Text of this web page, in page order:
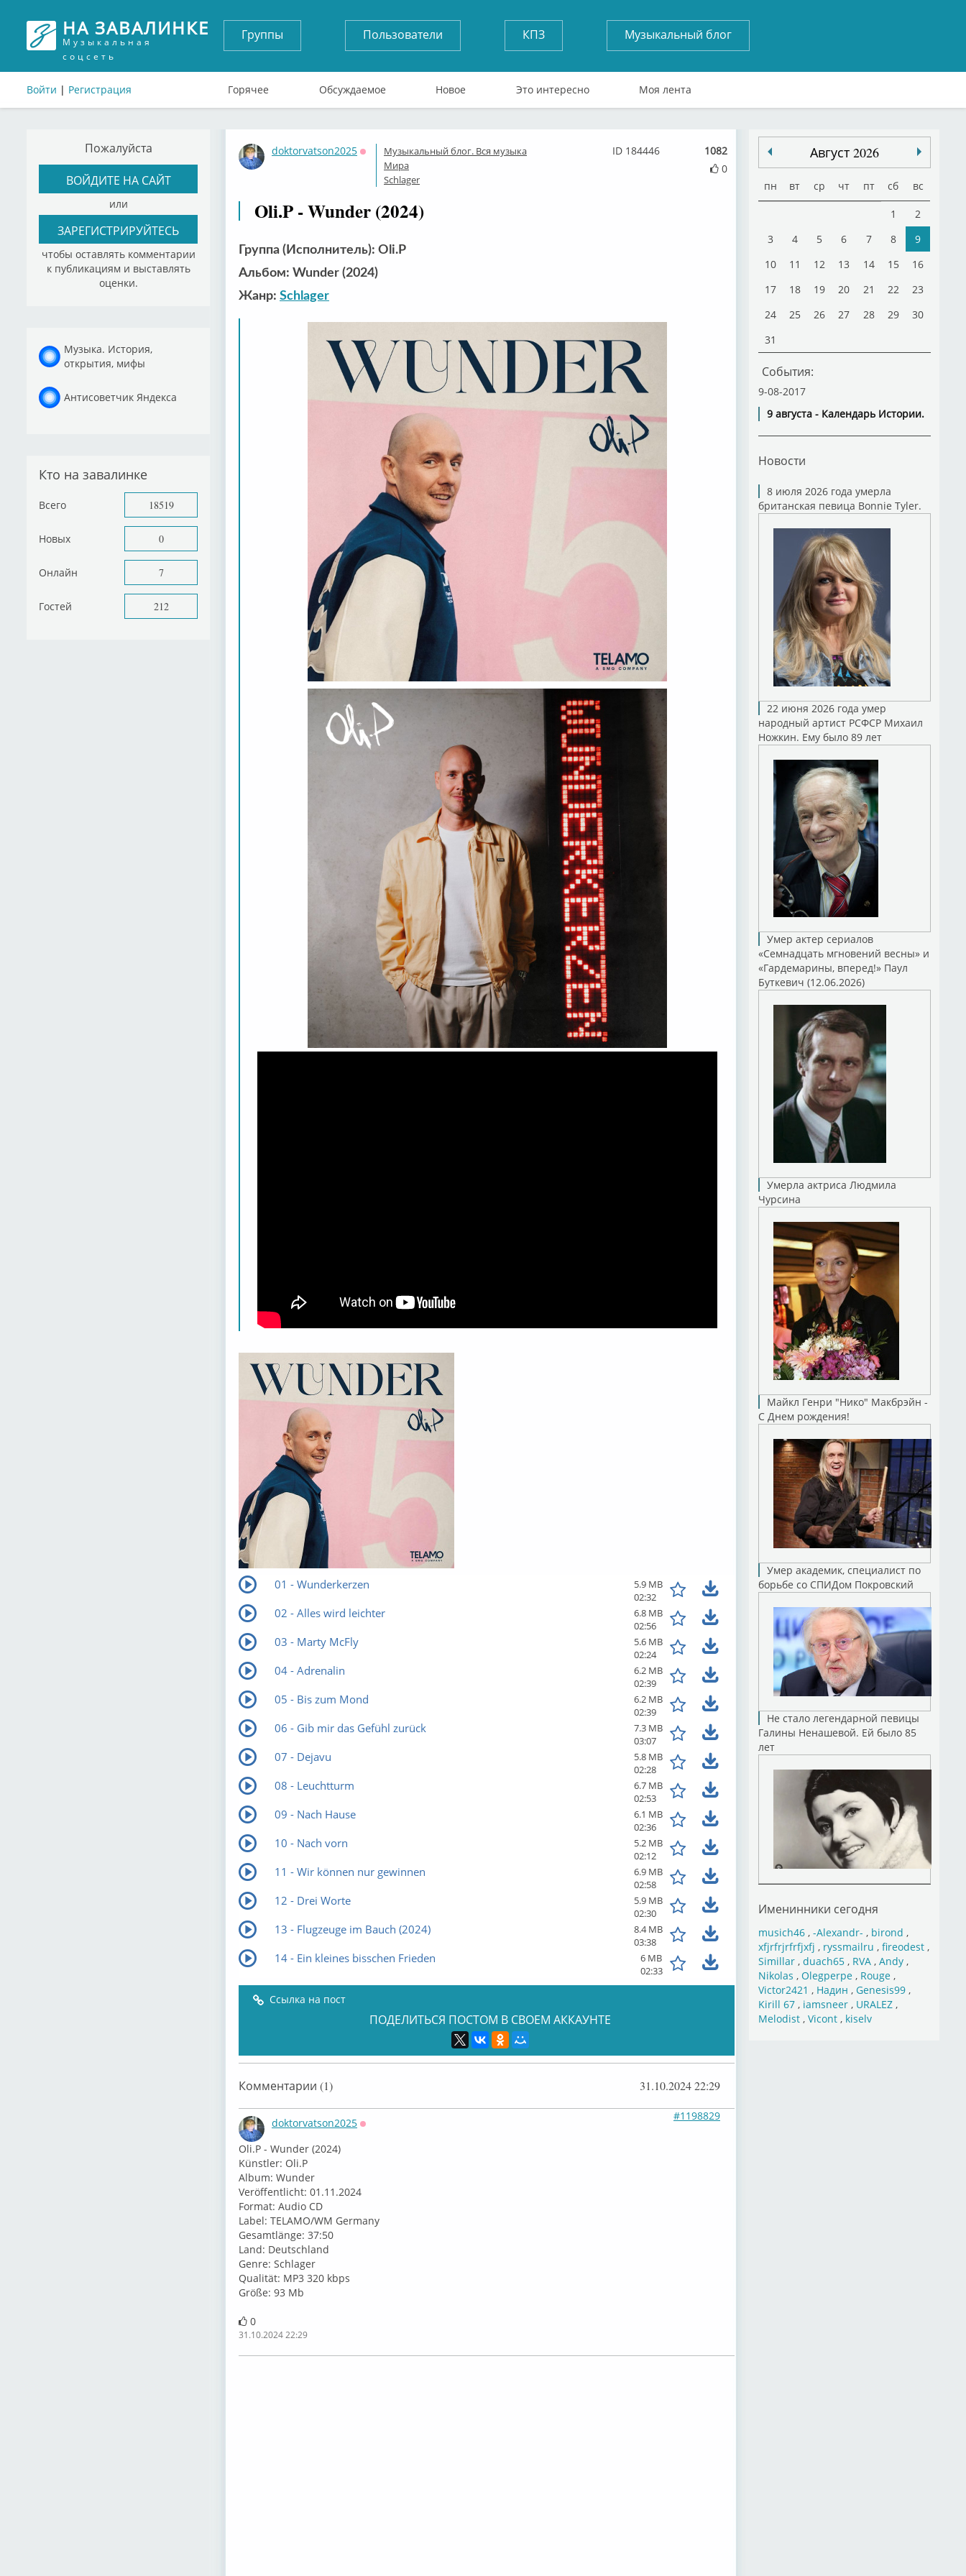
НА ЗАВАЛИНКЕ
Музыкальная
соцсеть
Войти | Регистрация
Группы Пользователи КПЗ Музыкальный блог
Горячее Обсуждаемое Новое Это интересно Моя лента
Пожалуйста
ВОЙДИТЕ НА САЙТ
или
ЗАРЕГИСТРИРУЙТЕСЬ
чтобы оставлять комментарии
к публикациям и выставлять
оценки.
Музыка. История,
открытия, мифы
Антисоветчик Яндекса
Кто на завалинке
Всего 18519
Новых 0
Онлайн 7
Гостей 212
doktorvatson2025
Оффлайн
Музыкальный блог. Вся музыка
Мира
Schlager
1082
0
ID 184446
Oli.P - Wunder (2024)
Группа (Исполнитель): Oli.P
Альбом: Wunder (2024)
Жанр: Schlager
01 - Wunderkerzen
5.9 MB
02:32
02 - Alles wird leichter
6.8 MB
02:56
03 - Marty McFly
5.6 MB
02:24
04 - Adrenalin
6.2 MB
02:39
05 - Bis zum Mond
6.2 MB
02:39
06 - Gib mir das Gefühl zurück
7.3 MB
03:07
07 - Dejavu
5.8 MB
02:28
08 - Leuchtturm
6.7 MB
02:53
09 - Nach Hause
6.1 MB
02:36
10 - Nach vorn
5.2 MB
02:12
11 - Wir können nur gewinnen
6.9 MB
02:58
12 - Drei Worte
5.9 MB
02:30
13 - Flugzeuge im Bauch (2024)
8.4 MB
03:38
14 - Ein kleines bisschen Frieden
6 MB
02:33
Ссылка на пост
ПОДЕЛИТЬСЯ ПОСТОМ В СВОЕМ АККАУНТЕ
Комментарии (1) 31.10.2024 22:29
doktorvatson2025
#1198829
⁣Oli.P - Wunder (2024)
⁣Künstler: Oli.P
⁣Album: ⁣Wunder
⁣Veröffentlicht: 01.11.2024
⁣Format: Audio CD
⁣Label: TELAMO/WM Germany
⁣Gesamtlänge: 37:50
⁣Land: Deutschland
⁣Genre: Schlager
Qualität: MP3 320 kbps
Größe: ⁣93 Mb
0
31.10.2024 22:29
Август 2026
пн вт ср чт пт сб вс
1
2
3
4 5 6 7 8
9
10
11 12 13 14 15
16
17
18 19 20 21 22
23
24
25 26 27 28 29
30
31
События:
9-08-2017
9 августа - Календарь Истории.
Новости
8 июля 2026 года умерла
британская певица Bonnie Tyler.
22 июня 2026 года умер
народный артист РСФСР Михаил
Ножкин. Ему было 89 лет
Умер актер сериалов
«Семнадцать мгновений весны» и
«Гардемарины, вперед!» Паул
Буткевич (12.06.2026)
Умерла актриса Людмила
Чурсина
Майкл Генри "Нико" Макбрэйн -
С Днем рождения!
Умер академик, специалист по
борьбе со СПИДом Покровский
Не стало легендарной певицы
Галины Ненашевой. Ей было 85
лет
Именинники сегодня
musich46, -Alexandr- , birond ,
xfjrfrjrfrfjxfj , ryssmailru , fireodest,
Simillar, duach65, RVA, Andy,
Nikolas , Olegperpe, Rouge,
Victor2421 , Надин , Genesis99,
Kirill 67, iamsneer, URALEZ,
Melodist, Vicont, kiselv